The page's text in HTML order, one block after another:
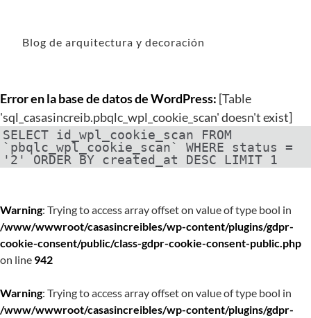
Blog de arquitectura y decoración
Error en la base de datos de WordPress: [Table
'sql_casasincreib.pbqlc_wpl_cookie_scan' doesn't exist]
SELECT id_wpl_cookie_scan FROM
`pbqlc_wpl_cookie_scan` WHERE status =
'2' ORDER BY created_at DESC LIMIT 1
Warning: Trying to access array offset on value of type bool in
/www/wwwroot/casasincreibles/wp-content/plugins/gdpr-
cookie-consent/public/class-gdpr-cookie-consent-public.php
on line 942
Warning: Trying to access array offset on value of type bool in
/www/wwwroot/casasincreibles/wp-content/plugins/gdpr-